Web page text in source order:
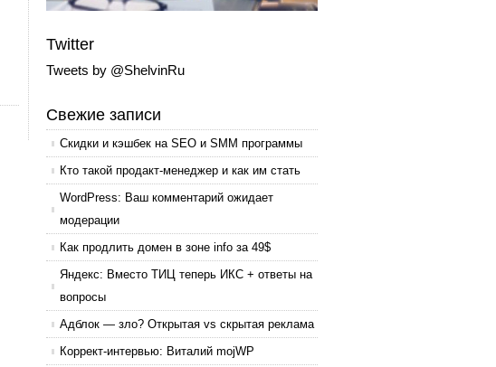
Twitter
Tweets by @ShelvinRu
Свежие записи
Скидки и кэшбек на SEO и SMM программы
Кто такой продакт-менеджер и как им стать
WordPress: Ваш комментарий ожидает
модерации
Как продлить домен в зоне info за 49$
Яндекс: Вместо ТИЦ теперь ИКС + ответы на
вопросы
Адблок — зло? Открытая vs скрытая реклама
Коррект-интервью: Виталий mojWP